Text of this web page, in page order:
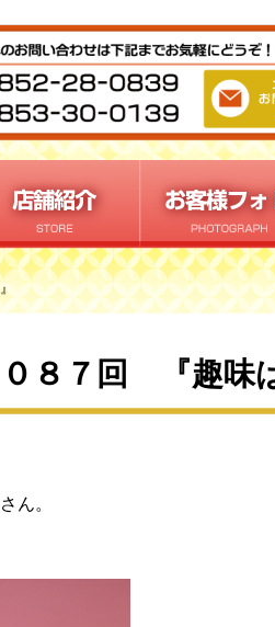
８７回 『趣味
ん。